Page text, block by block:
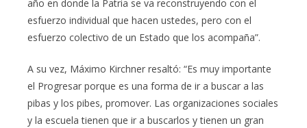
año en donde la Patria se va reconstruyendo con el
esfuerzo individual que hacen ustedes, pero con el
esfuerzo colectivo de un Estado que los acompaña”.
A su vez, Máximo Kirchner resaltó: “Es muy importante
el Progresar porque es una forma de ir a buscar a las
pibas y los pibes, promover. Las organizaciones sociales
y la escuela tienen que ir a buscarlos y tienen un gran